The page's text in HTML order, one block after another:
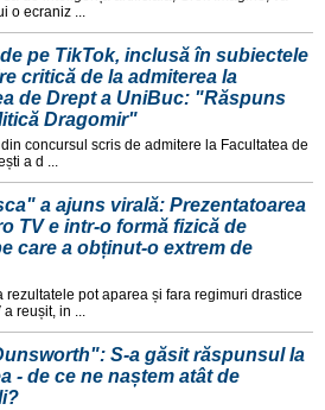
o ecraniz ...
pe TikTok, inclusă în subiectele
critică de la admiterea la
de Drept a UniBuc: "Răspuns
Dragomir"
concursul scris de admitere la Facultatea de
a d ...
a ajuns virală: Prezentatoarea
TV e intr-o formă fizică de
care a obținut-o extrem de
rezultatele pot aparea și fara regimuri drastice
a reușit, in ...
S-a găsit răspunsul la
- de ce ne naștem atât de